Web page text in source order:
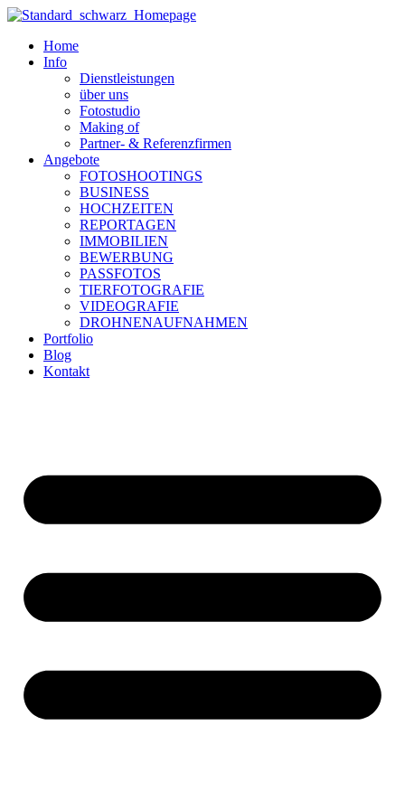
Zum
wechselnHome
Info
Dienstleistungen
über uns
Fotostudio
Making of
Partner- & Referenzfirmen
Angebote
FOTOSHOOTINGS
BUSINESS
HOCHZEITEN
REPORTAGEN
IMMOBILIEN
BEWERBUNG
PASSFOTOS
TIERFOTOGRAFIE
VIDEOGRAFIE
DROHNENAUFNAHMEN
Portfolio
Blog
Kontakt